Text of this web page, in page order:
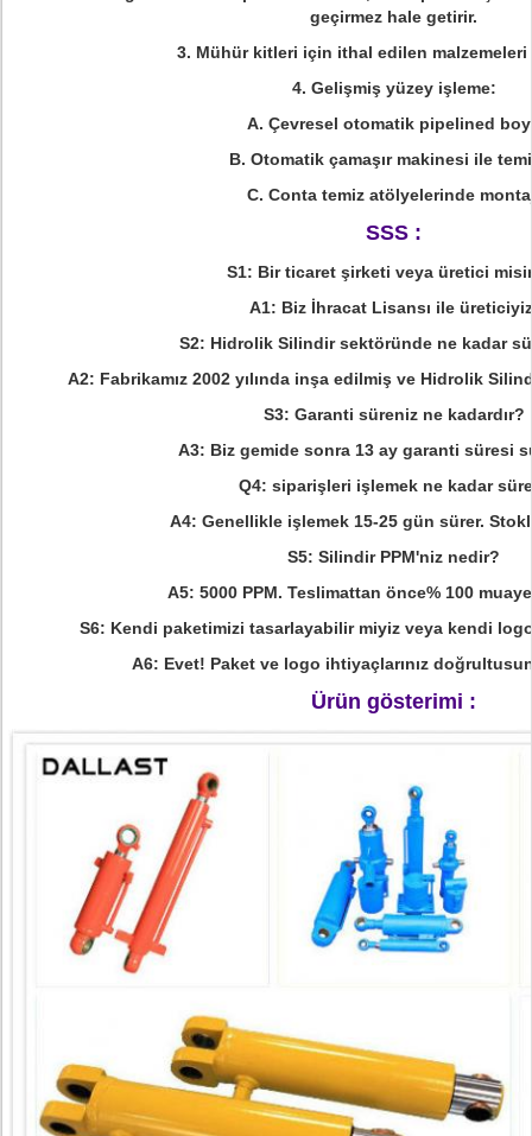
geçirmez hale getirir.
3. Mühür kitleri için ithal edilen malzemeleri
4. Gelişmiş yüzey işleme:
A. Çevresel otomatik pipelined
B. Otomatik çamaşır makinesi ile
C. Conta temiz atölyelerinde
SSS :
S1: Bir ticaret şirketi veya üretici
A1: Biz İhracat Lisansı ile
S2: Hidrolik Silindir sektöründe ne kadar
A2: Fabrikamız 2002 yılında inşa edilmiş ve Hidrolik
S3: Garanti süreniz ne kadardır?
A3: Biz gemide sonra 13 ay garanti süresi
Q4: siparişleri işlemek ne kadar
A4: Genellikle işlemek 15-25 gün sürer.
S5: Silindir PPM'niz nedir?
A5: 5000 PPM. Teslimattan önce% 100
S6: Kendi paketimizi tasarlayabilir miyiz veya kendi
A6: Evet! Paket ve logo ihtiyaçlarınız
Ürün gösterimi :